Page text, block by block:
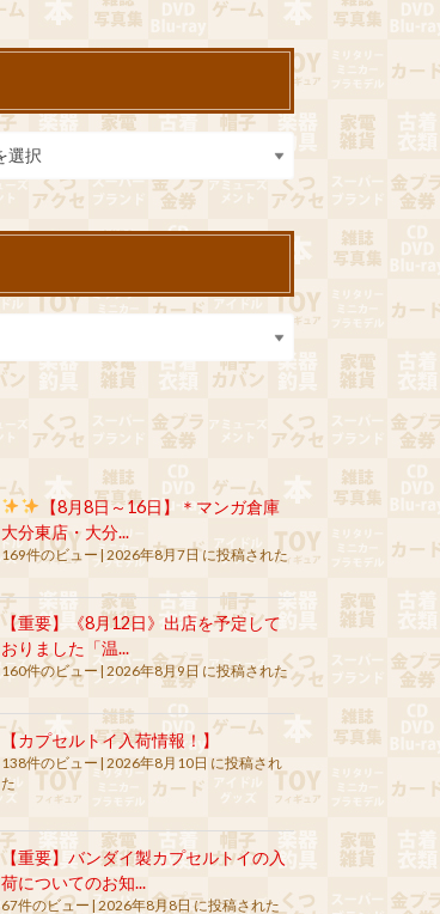
【8月8日～16日】＊マンガ倉庫
大分東店・大分...
169件のビュー | 2026年8月7日 に投稿された
【重要】《8月12日》出店を予定して
おりました「温...
160件のビュー 2026年8月9日 に投稿された
【カプセルトイ入荷情報！】
138件のビュー | 2026年8月10日 に投稿され
た
【重要】バンダイ製カプセルトイの入
荷についてのお知...
67件のビュー |2026年8月8日 に投稿された